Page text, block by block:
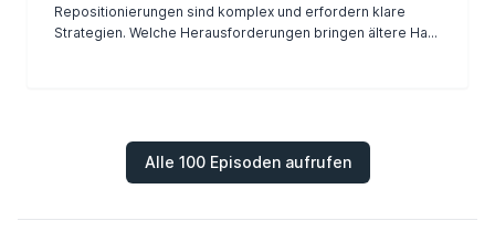
Repositionierungen sind komplex und erfordern klare
Strategien. Welche Herausforderungen bringen ältere Ha...
Alle 100 Episoden aufrufen